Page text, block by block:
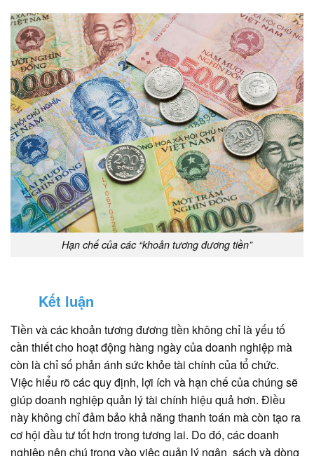
Hạn chế của các “khoản tương đương tiền”
Kết luận
Tiền và các khoản tương đương tiền không chỉ là yếu tố
cần thiết cho hoạt động hàng ngày của doanh nghiệp mà
còn là chỉ số phản ánh sức khỏe tài chính của tổ chức.
Việc hiểu rõ các quy định, lợi ích và hạn chế của chúng sẽ
giúp doanh nghiệp quản lý tài chính hiệu quả hơn. Điều
này không chỉ đảm bảo khả năng thanh toán mà còn tạo ra
cơ hội đầu tư tốt hơn trong tương lai. Do đó, các doanh
nghiệp nên chú trọng vào việc quản lý ngân sách và dòng